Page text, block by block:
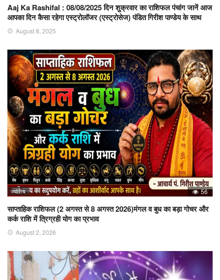
Aaj Ka Rashifal : 08/08/2025 दिन शुक्रवार का राशिफल पंचांग जानें आज
आपका दिन कैसा रहेगा एस्ट्रोलॉजर (एस्ट्रोसेज) पंडित गिरीश पाण्डेय के साथ
August 8, 2025
ज्योतिष 56
साप्ताहिक राशिफल (2 अगस्त से 8 अगस्त 2026)मंगल व बुध का बड़ा गोचर और
कर्क राशि में त्रिग्रही योग का प्रभाव
August 2, 2026